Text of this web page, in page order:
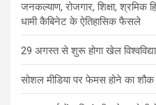
जनकल्याण, रोजगार, शिक्षा,
धामी कैबिनेट के ऐतिहासिक फैसले
29 अगस्त से शुरू होगा खेल
सोशल मीडिया पर फेमस होने का शौक